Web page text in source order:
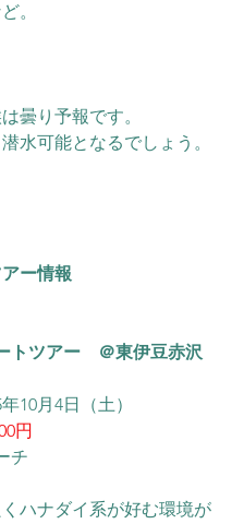
。
曇り予報です。
水可能となるでしょう。
ー情報
トツアー ＠東伊豆赤沢
10月4日（土）
円
チ
ハナダイ系が好む環境が